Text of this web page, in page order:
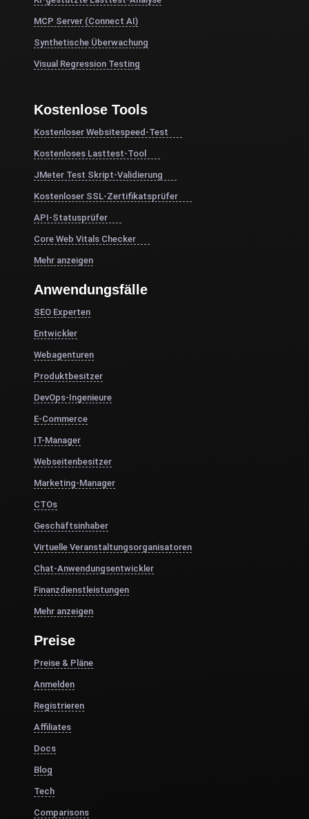
MCP Server (Connect AI)
Synthetische Überwachung
Visual Regression Testing
Kostenlose Tools
Kostenloser Websitespeed-Test
Kostenloses Lasttest-Tool
JMeter Test Skript-Validierung
Kostenloser SSL-Zertifikatsprüfer
API-Statusprüfer
Core Web Vitals Checker
Mehr anzeigen
Anwendungsfälle
SEO Experten
Entwickler
Webagenturen
Produktbesitzer
DevOps-Ingenieure
E-Commerce
IT-Manager
Webseitenbesitzer
Marketing-Manager
CTOs
Geschäftsinhaber
Virtuelle Veranstaltungsorganisatoren
Chat-Anwendungsentwickler
Finanzdienstleistungen
Mehr anzeigen
Preise
Preise & Pläne
Anmelden
Registrieren
Affiliates
Docs
Blog
Tech
Comparisons